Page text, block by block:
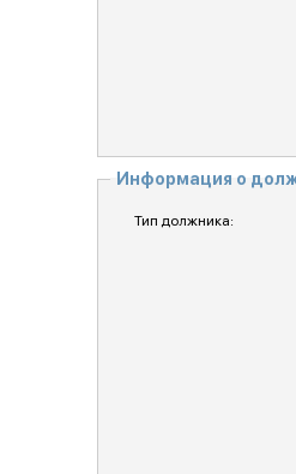
Информация о
Тип должника: